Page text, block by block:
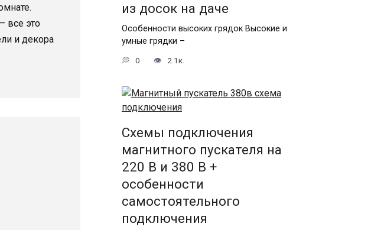
все это
и декора
из досок на даче
Особенности высоких грядок Высокие и
умные грядки –
0 2.1к.
Схемы подключения
магнитного пускателя на
220 В и 380 В +
особенности
самостоятельного
подключения